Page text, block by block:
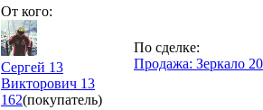
От кого:
Сергей 13
Викторович 13
162(покупатель)
По сделке:
Продажа: Зеркало